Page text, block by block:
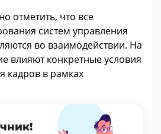
отметить, что все
систем управления
во взаимодействии. На
влияют конкретные условия
кадров в рамках